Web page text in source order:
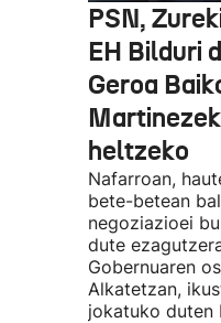
PSN,
EH Bilduri
Geroa
heltzeko
Nafarroan,
bete-betean
negoziazioei
dute
Gobernuaren
Alkatetzan,
jokatuko duten